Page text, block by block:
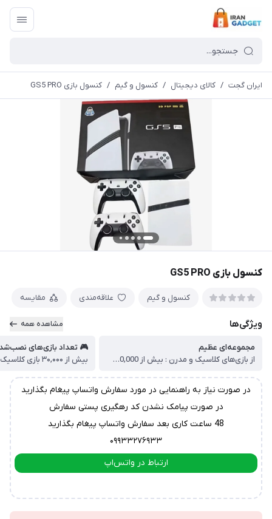
ایران گجت / کالای دیجیتال / کنسول و گیم / کنسول بازی GS5 PRO
کنسول بازی GS5 PRO
کنسول و گیم علاقه‌مندی مقایسه
ویژگی‌ها مشاهده همه
مجموعه‌ای عظیم
از بازی‌های کلاسیک و مدرن : بیش از 30,000 بازی از کنسول‌های مختلف.
🎮 تعداد بازی‌های
بیش از ۳۰,۰۰۰ بازی کلاسیک
در صورت نیاز به راهنمایی در مورد سفارش واتساپ پیغام بگذارید
در صورت پیامک نشدن کد رهگیری پستی سفارش
48 ساعت کاری بعد سفارش واتساپ پیغام بگذارید
۰۹۹۳۳۲۷۶۹۳۳
ارتباط در واتس‌اپ